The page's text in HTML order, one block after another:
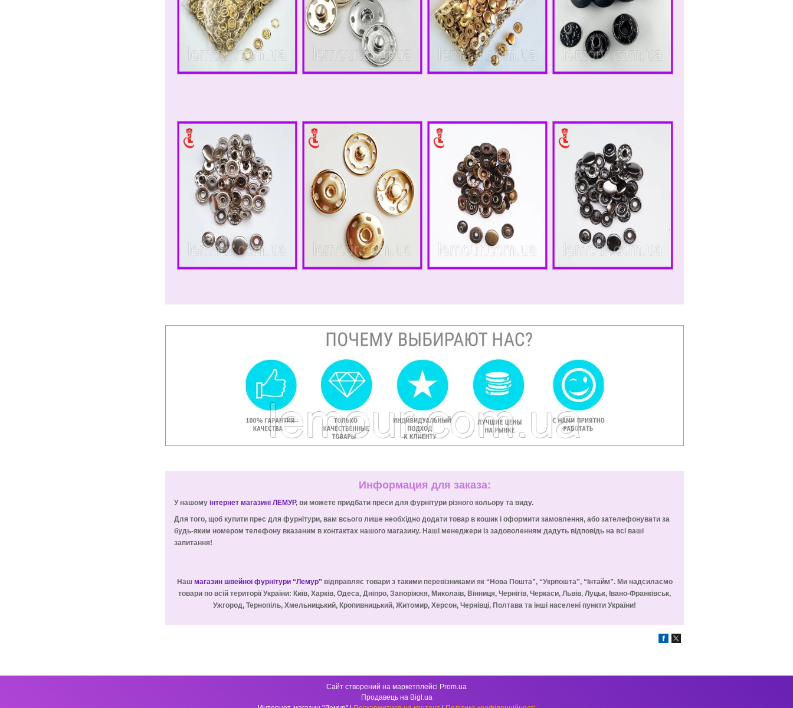
Информация для заказа:
У нашому інтернет магазині ЛЕМУР, ви можете придбати преси для фурнітури різного кольору та виду.
Для того, щоб купити прес для фурнітури, вам всього лише необхідно додати товар в кошик і оформити замовлення, або зателефонувати за
будь-яким номером телефону вказаним в контактах нашого магазину. Наші менеджери із задоволенням дадуть відповідь на всі ваші
запитання!
Наш магазин швейної фурнітури “Лемур” відправляє товари з такими перевізниками як “Нова Пошта”, “Укрпошта”, “Інтайм”. Ми надсилаємо
товари по всій території України: Київ, Харків, Одеса, Дніпро, Запоріжжя, Миколаїв, Вінниця, Чернігів, Черкаси, Львів, Луцьк, Івано-Франківськ,
Ужгород, Тернопіль, Хмельницький, Кропивницький, Житомир, Херсон, Чернівці, Полтава та інші населені пункти України!
Сайт створений на маркетплейсі Prom.ua
Продавець на Bigl.ua